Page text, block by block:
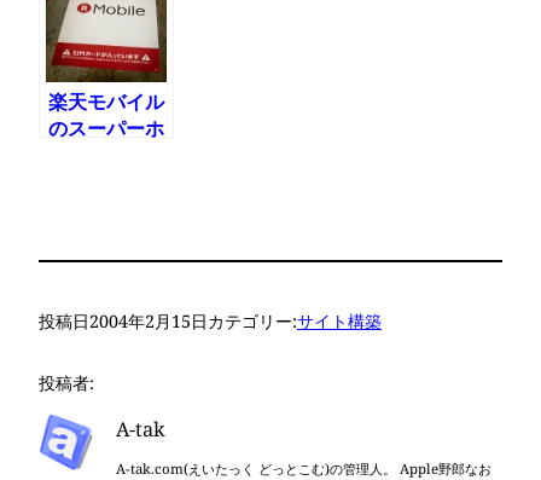
楽天モバイル
のスーパーホ
投稿日2004年2月15日カテゴリー:サイト構築
投稿者:
A-tak
A-tak.com(えいたっく どっとこむ)の管理人。 Apple野郎なお